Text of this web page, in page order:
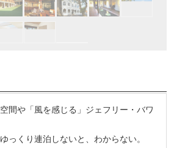
間や「風を感じる」ジェフリー・バワ
っくり連泊しないと、わからない。